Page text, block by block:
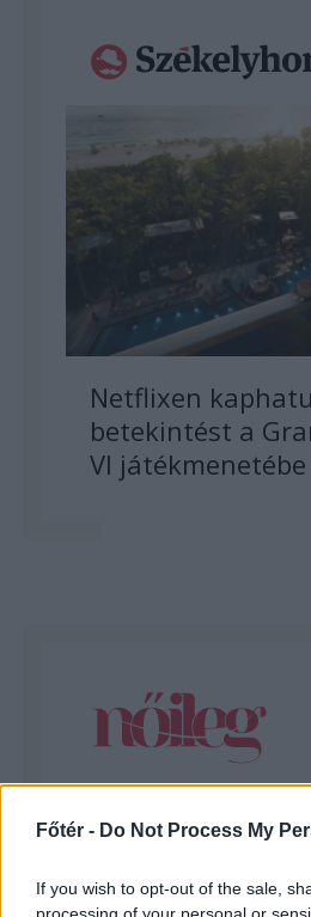
Főtér - Do Not Process My
If you wish to opt-out of the sale,
processing of your personal or
Netflixen
betekintést a
VI játékmenetébe